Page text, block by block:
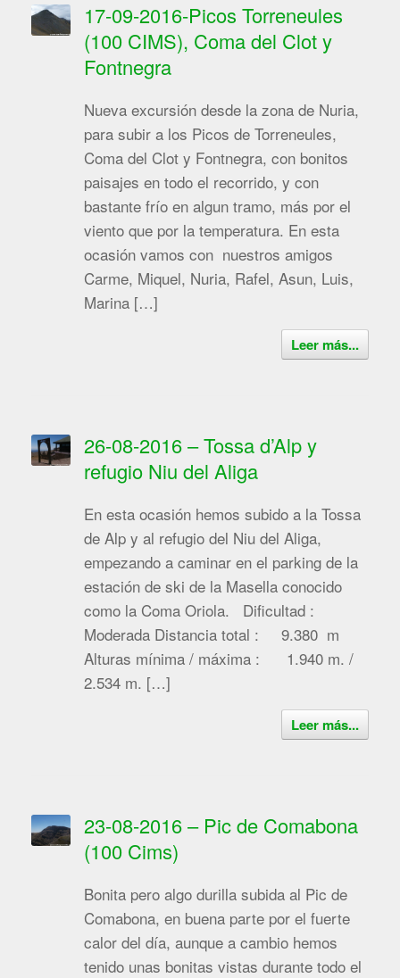
17-09-2016-Picos Torreneules
(100 CIMS), Coma del Clot y
Fontnegra
Nueva excursión desde la zona de Nuria,
para subir a los Picos de Torreneules,
Coma del Clot y Fontnegra, con bonitos
paisajes en todo el recorrido, y con
bastante frío en algun tramo, más por el
viento que por la temperatura. En esta
ocasión vamos con nuestros amigos
Carme, Miquel, Nuria, Rafel, Asun, Luis,
Marina […]
Leer más...
26-08-2016 – Tossa d’Alp y
refugio Niu del Aliga
En esta ocasión hemos subido a la Tossa
de Alp y al refugio del Niu del Aliga,
empezando a caminar en el parking de la
estación de ski de la Masella conocido
como la Coma Oriola. Dificultad :
Moderada Distancia total : 9.380 m
Alturas mínima / máxima : 1.940 m. /
2.534 m. […]
Leer más...
23-08-2016 – Pic de Comabona
(100 Cims)
Bonita pero algo durilla subida al Pic de
Comabona, en buena parte por el fuerte
calor del día, aunque a cambio hemos
tenido unas bonitas vistas durante todo el